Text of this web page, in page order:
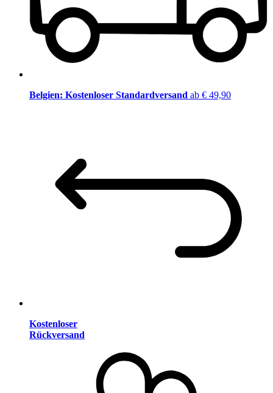
Belgien: Kostenloser Standardversand ab € 49,90
Kostenloser
Rückversand